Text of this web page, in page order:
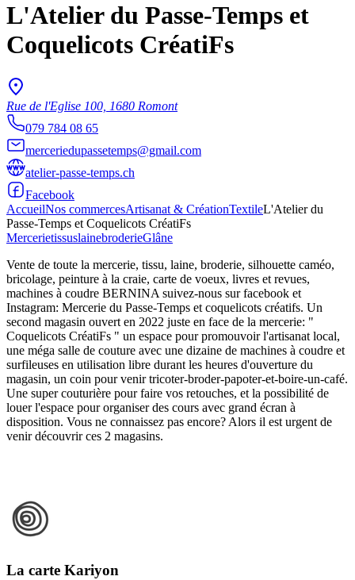
L'Atelier du Passe-Temps et
Coquelicots CréatiFs
Rue de l'Eglise 100, 1680 Romont
079 784 08 65
merceriedupassetemps@gmail.com
atelier-passe-temps.ch
Facebook
AccueilNos commercesArtisanat & CréationTextileL'Atelier du
Passe-Temps et Coquelicots CréatiFs
MercerietissuslainebroderieGlâne
Vente de toute la mercerie, tissu, laine, broderie, silhouette caméo,
bricolage, peinture à la craie, carte de voeux, livres et revues,
machines à coudre BERNINA suivez-nous sur facebook et
Instagram: Mercerie du Passe-Temps et coquelicots créatifs. Un
second magasin ouvert en 2022 juste en face de la mercerie: "
Coquelicots CréatiFs " un espace pour promouvoir l'artisanat local,
une méga salle de couture avec une dizaine de machines à coudre et
surfileuses en utilisation libre durant les heures d'ouverture du
magasin, un coin pour venir tricoter-broder-papoter-et-boire-un-café.
Une super couturière pour faire vos retouches, et la possibilité de
louer l'espace pour organiser des cours avec grand écran à
disposition. Vous ne connaissez pas encore? Alors il est urgent de
venir découvrir ces 2 magasins.
La carte Kariyon